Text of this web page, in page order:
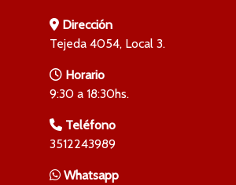
Dirección
Tejeda 4054, Local 3.
Horario
9:30 a 18:30hs.
Teléfono
3512243989
Whatsapp